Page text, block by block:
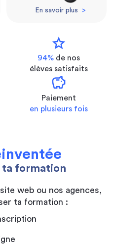
En savoir plus >
star
94% de nos
élèves satisfaits
savings
Paiement
en plusieurs fois
ta formation
web ou nos agences,
ta formation :